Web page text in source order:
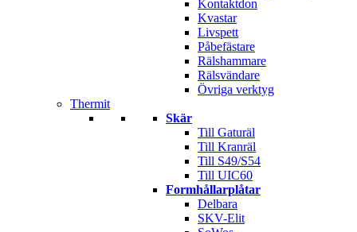
Kontaktdon
Kvastar
Livspett
Påbefästare
Rälshammare
Rälsvändare
Övriga verktyg
Thermit
Skär
Till Gaturäl
Till Kranräl
Till S49/S54
Till UIC60
Formhållarplåtar
Delbara
SKV-Elit